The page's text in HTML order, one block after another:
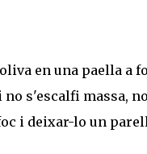
en una paella a
s'escalfi massa,
i deixar-lo un